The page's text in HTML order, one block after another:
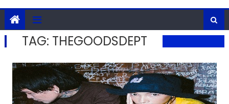
TAG: THEGOODSDEPT